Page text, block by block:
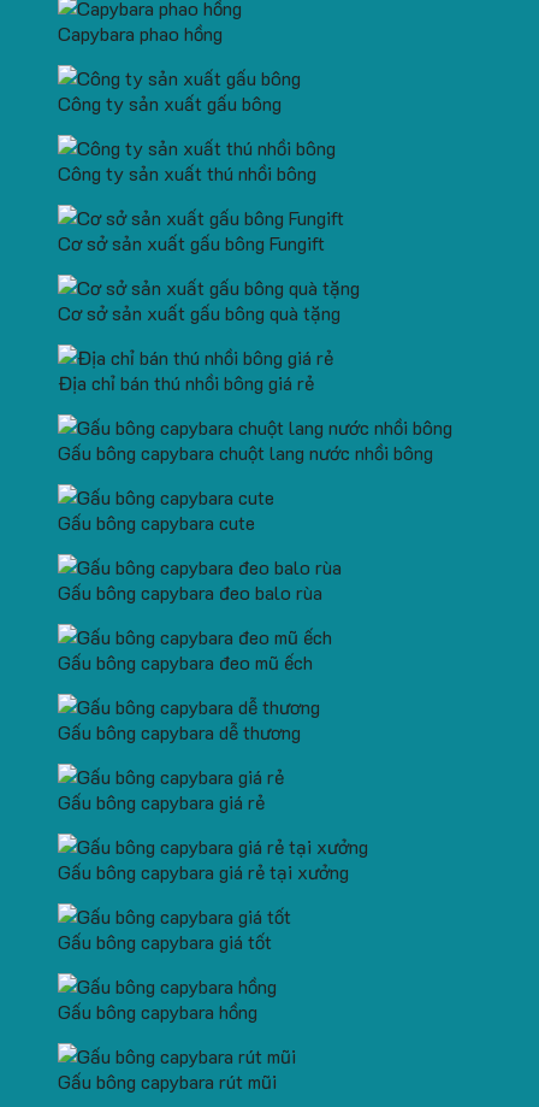
Capybara phao hồng
Công ty sản xuất gấu bông
Công ty sản xuất thú nhồi bông
Cơ sở sản xuất gấu bông Fungift
Cơ sở sản xuất gấu bông quà tặng
Địa chỉ bán thú nhồi bông giá rẻ
Gấu bông capybara chuột lang nước nhồi bông
Gấu bông capybara cute
Gấu bông capybara đeo balo rùa
Gấu bông capybara đeo mũ ếch
Gấu bông capybara dễ thương
Gấu bông capybara giá rẻ
Gấu bông capybara giá rẻ tại xưởng
Gấu bông capybara giá tốt
Gấu bông capybara hồng
Gấu bông capybara rút mũi